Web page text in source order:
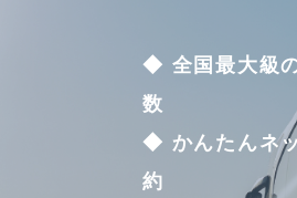
◆ 全国最大級
数
◆ かんたんネ
約